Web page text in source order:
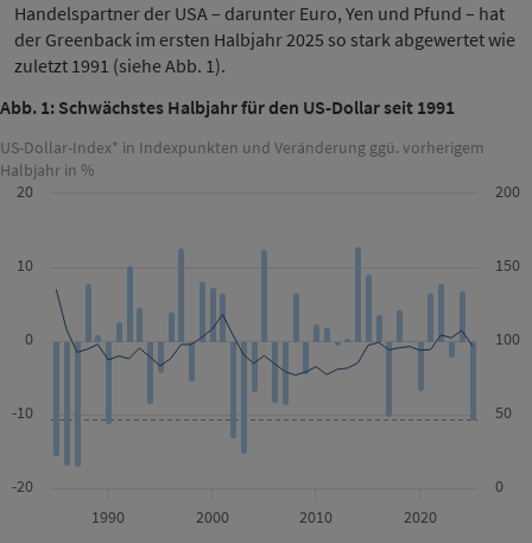
Handelspartner der USA – darunter Euro, Yen und Pfund – hat
der Greenback im ersten Halbjahr 2025 so stark abgewertet wie
zuletzt 1991 (siehe Abb. 1).
Abb. 1: Schwächstes Halbjahr für den US-Dollar seit 1991
US-Dollar-Index* in Indexpunkten und Veränderung ggü. vorherigem
Halbjahr in %
1990 2000 2010 2020
-20
-10
0
10
20
0
50
100
150
200